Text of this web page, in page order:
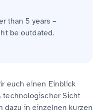
than 5 years –
be outdated.
euch einen Einblick
technologischer Sicht
dazu in einzelnen kurzen